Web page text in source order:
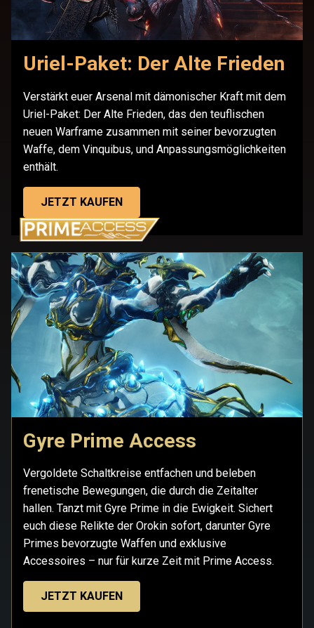
Uriel-Paket: Der Alte Frieden
Verstärkt euer Arsenal mit dämonischer Kraft mit dem
Uriel-Paket: Der Alte Frieden, das den teuflischen
neuen Warframe zusammen mit seiner bevorzugten
Waffe, dem Vinquibus, und Anpassungsmöglichkeiten
enthält.
JETZT KAUFEN
Gyre Prime Access
Vergoldete Schaltkreise entfachen und beleben
frenetische Bewegungen, die durch die Zeitalter
hallen. Tanzt mit Gyre Prime in die Ewigkeit. Sichert
euch diese Relikte der Orokin sofort, darunter Gyre
Primes bevorzugte Waffen und exklusive
Accessoires – nur für kurze Zeit mit Prime Access.
JETZT KAUFEN